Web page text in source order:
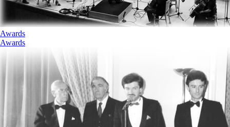
Awards
Awards